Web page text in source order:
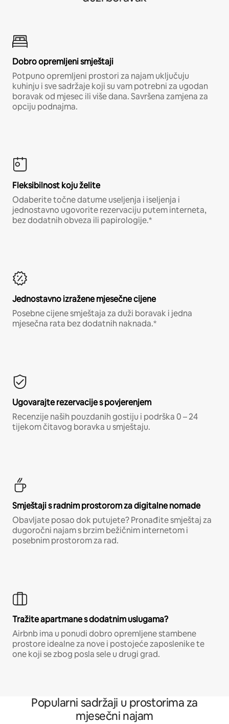
Dobro opremljeni smještaji
Potpuno opremljeni prostori za najam uključuju
kuhinju i sve sadržaje koji su vam potrebni za ugodan
boravak od mjesec ili više dana. Savršena zamjena za
opciju podnajma.
Fleksibilnost koju želite
Odaberite točne datume useljenja i iseljenja i
jednostavno ugovorite rezervaciju putem interneta,
bez dodatnih obveza ili papirologije.*
Jednostavno izražene mjesečne cijene
Posebne cijene smještaja za duži boravak i jedna
mjesečna rata bez dodatnih naknada.*
Ugovarajte rezervacije s povjerenjem
Recenzije naših pouzdanih gostiju i podrška 0 – 24
tijekom čitavog boravka u smještaju.
Smještaji s radnim prostorom za digitalne nomade
Obavljate posao dok putujete? Pronađite smještaj za
dugoročni najam s brzim bežičnim internetom i
posebnim prostorom za rad.
Tražite apartmane s dodatnim uslugama?
Airbnb ima u ponudi dobro opremljene stambene
prostore idealne za nove i postojeće zaposlenike te
one koji se zbog posla sele u drugi grad.
Popularni sadržaji u prostorima za
mjesečni najam